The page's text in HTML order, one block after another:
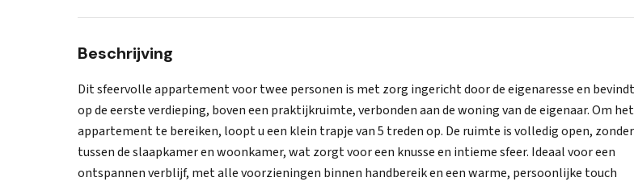
Beschrijving
Dit sfeervolle appartement voor twee personen is met zorg ingericht door de eigenaresse en
op de eerste verdieping, boven een praktijkruimte, verbonden aan de woning van de eigenaar. Om het
appartement te bereiken, loopt u een klein trapje van 5 treden op. De ruimte is volledig open,
tussen de slaapkamer en woonkamer, wat zorgt voor een knusse en intieme sfeer. Ideaal voor een
ontspannen verblijf, met alle voorzieningen binnen handbereik en een warme, persoonlijke touch